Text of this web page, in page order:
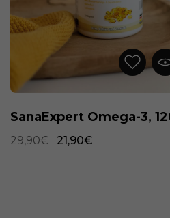
SanaExpert Omega-3,
29,90€ 21,90€
SanaExpert Immun
29,90€ 24,90€